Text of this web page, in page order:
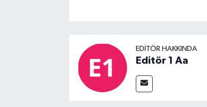
EDITÖR HAKKINDA
Editör 1 Aa